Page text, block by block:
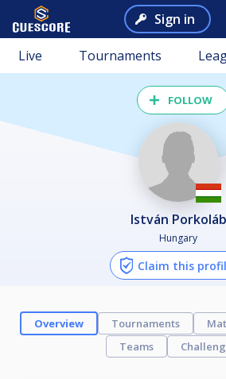
Sign in
Live Tournaments
FOLLOW
István Porkoláb
Hungary
Claim this
Overview Tournaments
Teams